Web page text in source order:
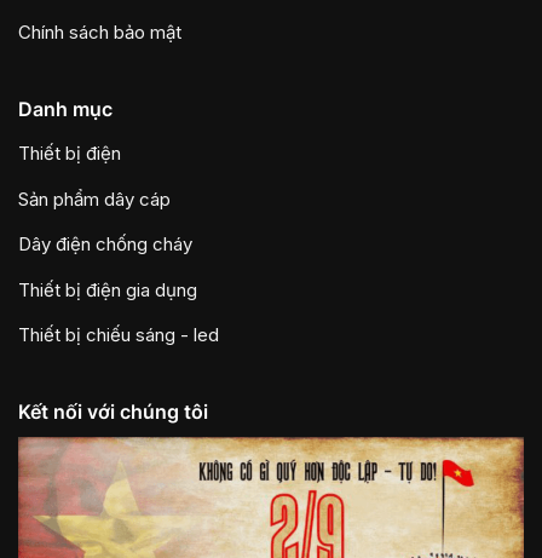
Chính sách bảo mật
Danh mục
Thiết bị điện
Sản phẩm dây cáp
Dây điện chống cháy
Thiết bị điện gia dụng
Thiết bị chiếu sáng - led
Kết nối với chúng tôi